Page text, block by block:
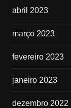
abril 2023
março 2023
fevereiro 2023
janeiro 2023
dezembro 2022